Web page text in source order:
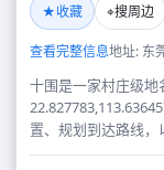
★收藏 ⌖搜周边
查看完整信息地址: 东
十围是一家村庄级地
置、规划到达路线，